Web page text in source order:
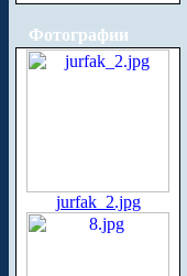
Фотографии
jurfak_2.jpg